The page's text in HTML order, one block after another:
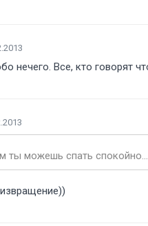
нечего. Все, кто говорят
ты можешь спать